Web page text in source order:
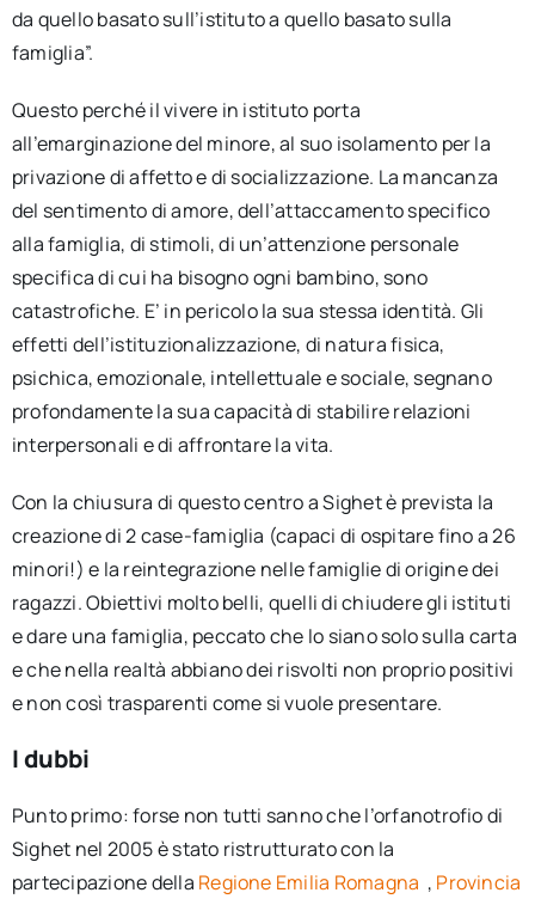
da quello basato sull’istituto a quello basato sulla
famiglia”.
Questo perché il vivere in istituto porta
all’emarginazione del minore, al suo isolamento per la
privazione di affetto e di socializzazione. La mancanza
del sentimento di amore, dell’attaccamento specifico
alla famiglia, di stimoli, di un’attenzione personale
specifica di cui ha bisogno ogni bambino, sono
catastrofiche. E’ in pericolo la sua stessa identità. Gli
effetti dell’istituzionalizzazione, di natura fisica,
psichica, emozionale, intellettuale e sociale, segnano
profondamente la sua capacità di stabilire relazioni
interpersonali e di affrontare la vita.
Con la chiusura di questo centro a Sighet è prevista la
creazione di 2 case-famiglia (capaci di ospitare fino a 26
minori!) e la reintegrazione nelle famiglie di origine dei
ragazzi. Obiettivi molto belli, quelli di chiudere gli istituti
e dare una famiglia, peccato che lo siano solo sulla carta
e che nella realtà abbiano dei risvolti non proprio positivi
e non così trasparenti come si vuole presentare.
I dubbi
Punto primo: forse non tutti sanno che l’orfanotrofio di
Sighet nel 2005 è stato ristrutturato con la
partecipazione della Regione Emilia Romagna , Provincia